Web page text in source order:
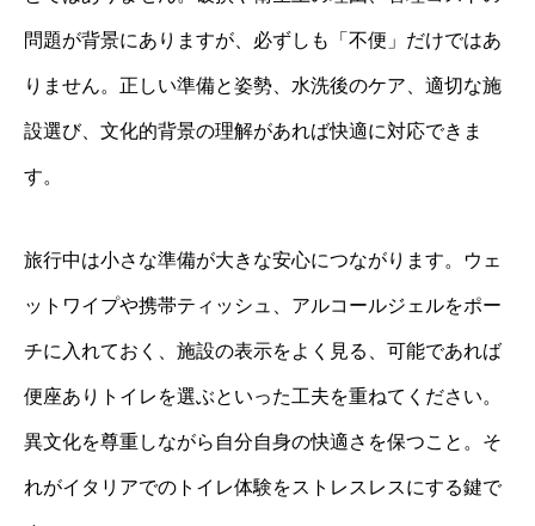
問題が背景にありますが、必ずしも「不便」だけではあ
りません。正しい準備と姿勢、水洗後のケア、適切な施
設選び、文化的背景の理解があれば快適に対応できま
す。
旅行中は小さな準備が大きな安心につながります。ウェ
ットワイプや携帯ティッシュ、アルコールジェルをポー
チに入れておく、施設の表示をよく見る、可能であれば
便座ありトイレを選ぶといった工夫を重ねてください。
異文化を尊重しながら自分自身の快適さを保つこと。そ
れがイタリアでのトイレ体験をストレスレスにする鍵で